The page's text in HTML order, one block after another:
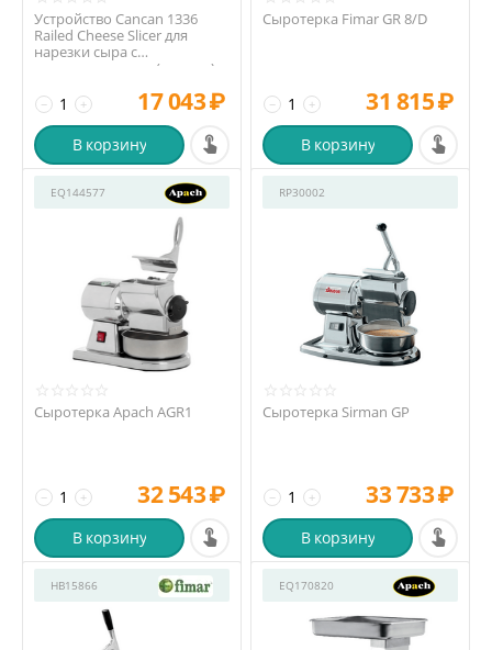
Устройство Cancan 1336
Railed Cheese Slicer для
нарезки сыра с
направляющими (ручное)
+
− 17 043₽
В корзину
Сыротерка Fimar GR 8/D
+
− 31 815₽
В корзину
EQ144577
Сыротерка Apach AGR1
+
− 32 543₽
В корзину
RP30002
Сыротерка Sirman GP
+
− 33 733₽
В корзину
HB15866 EQ170820